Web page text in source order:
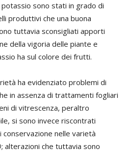
sono stati in grado di
produttivi che una buona
tuttavia sconsigliati apporti
della vigoria delle piante e
ha sul colore dei frutti.
ha evidenziato problemi di
in assenza di trattamenti fogliari
di vitrescenza, peraltro
si sono invece riscontrati
nelle varietà
alterazioni che tuttavia sono